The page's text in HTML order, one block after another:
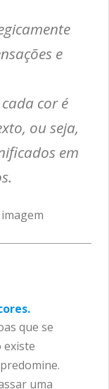
e
cor é
ou seja,
em
que se
existe
uma